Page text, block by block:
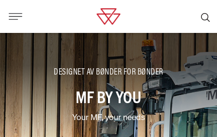
DESIGNET AV BØNDER FOR BØNDER
MF BY YOU
Your MF, your needs